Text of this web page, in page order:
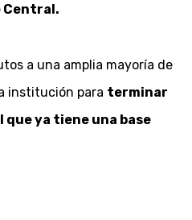
Central.
a una amplia mayoría de
institución para terminar
ya tiene una base